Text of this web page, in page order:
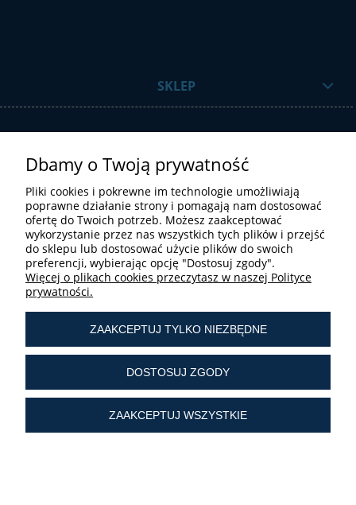
SKLEP
STREFA UŻYTKOWNIKA
tel.:+ 48 603 190 513
tel.:+ 48 41 361 25 21
e-mail:sklep@liturgiczny.pl
Dbamy o Twoją prywatność
Pliki cookies i pokrewne im technologie umożliwiają
poprawne działanie strony i pomagają nam dostosować
ofertę do Twoich potrzeb. Możesz zaakceptować
wykorzystanie przez nas wszystkich tych plików i przejść
do sklepu lub dostosować użycie plików do swoich
preferencji, wybierając opcję "Dostosuj zgody".
Więcej o plikach cookies przeczytasz w naszej Polityce
prywatności.
ZAAKCEPTUJ TYLKO NIEZBĘDNE
DOSTOSUJ ZGODY
ZAAKCEPTUJ WSZYSTKIE